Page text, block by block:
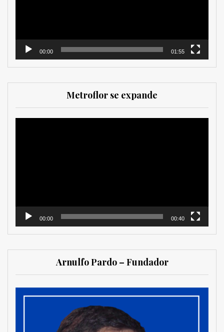
00:00 01:55
Metroflor se expande
00:00 00:40
Arnulfo Pardo – Fundador